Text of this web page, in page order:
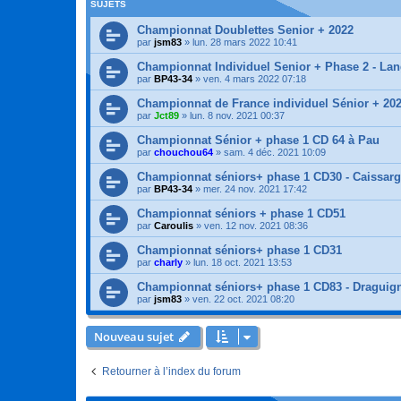
SUJETS
Championnat Doublettes Senior + 2022
par jsm83 » lun. 28 mars 2022 10:41
Championnat Individuel Senior + Phase 2 -
par BP43-34 » ven. 4 mars 2022 07:18
Championnat de France individuel Sénior +
par Jct89 » lun. 8 nov. 2021 00:37
Championnat Sénior + phase 1 CD 64 à Pau
par chouchou64 » sam. 4 déc. 2021 10:09
Championnat séniors+ phase 1 CD30 -
par BP43-34 » mer. 24 nov. 2021 17:42
Championnat séniors + phase 1 CD51
par Caroulis » ven. 12 nov. 2021 08:36
Championnat séniors+ phase 1 CD31
par charly » lun. 18 oct. 2021 13:53
Championnat séniors+ phase 1 CD83 -
par jsm83 » ven. 22 oct. 2021 08:20
Nouveau sujet
Retourner à l’index du forum